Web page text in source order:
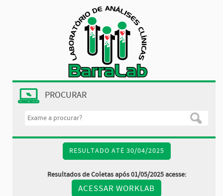
PROCURAR
RESULTADO ATÉ 30/04/2025
Resultados de Coletas após 01/05/2025 acesse:
ACESSAR WORKLAB